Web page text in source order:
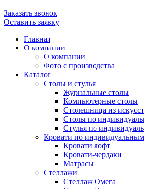
Заказать звонок
Оставить заявку
Главная
О компании
О компании
Фото с производства
Каталог
Cтолы и стулья
Журнальные столы
Компьютерные столы
Столешница из
Столы по
Стулья по
Кровати по
Кровати лофт
Кровати-чердаки
Матрасы
Стеллажи
Стеллаж Омега